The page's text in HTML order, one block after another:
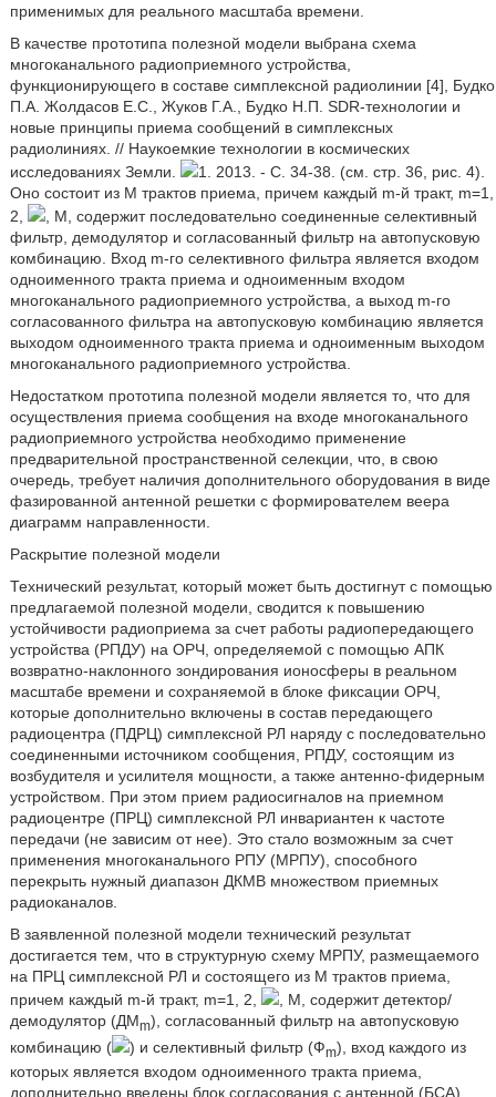
применимых для реального масштаба времени.
В качестве прототипа полезной модели выбрана схема
многоканального радиоприемного устройства,
функционирующего в составе симплексной радиолинии [4], Будко
П.А. Жолдасов Е.С., Жуков Г.А., Будко Н.П. SDR-технологии и
новые принципы приема сообщений в симплексных
радиолиниях. // Наукоемкие технологии в космических
исследованиях Земли.
1. 2013. - С. 34-38. (см. стр. 36, рис. 4).
Оно состоит из М трактов приема, причем каждый m-й тракт, m=1,
2,
, М, содержит последовательно соединенные селективный
фильтр, демодулятор и согласованный фильтр на автопусковую
комбинацию. Вход m-го селективного фильтра является входом
одноименного тракта приема и одноименным входом
многоканального радиоприемного устройства, а выход m-го
согласованного фильтра на автопусковую комбинацию является
выходом одноименного тракта приема и одноименным выходом
многоканального радиоприемного устройства.
Недостатком прототипа полезной модели является то, что для
осуществления приема сообщения на входе многоканального
радиоприемного устройства необходимо применение
предварительной пространственной селекции, что, в свою
очередь, требует наличия дополнительного оборудования в виде
фазированной антенной решетки с формирователем веера
диаграмм направленности.
Раскрытие полезной модели
Технический результат, который может быть достигнут с помощью
предлагаемой полезной модели, сводится к повышению
устойчивости радиоприема за счет работы радиопередающего
устройства (РПДУ) на ОРЧ, определяемой с помощью АПК
возвратно-наклонного зондирования ионосферы в реальном
масштабе времени и сохраняемой в блоке фиксации ОРЧ,
которые дополнительно включены в состав передающего
радиоцентра (ПДРЦ) симплексной РЛ наряду с последовательно
соединенными источником сообщения, РПДУ, состоящим из
возбудителя и усилителя мощности, а также антенно-фидерным
устройством. При этом прием радиосигналов на приемном
радиоцентре (ПРЦ) симплексной РЛ инвариантен к частоте
передачи (не зависим от нее). Это стало возможным за счет
применения многоканального РПУ (МРПУ), способного
перекрыть нужный диапазон ДКМВ множеством приемных
радиоканалов.
В заявленной полезной модели технический результат
достигается тем, что в структурную схему МРПУ, размещаемого
на ПРЦ симплексной РЛ и состоящего из М трактов приема,
причем каждый m-й тракт, m=1, 2,
, М, содержит детектор/
демодулятор (ДМm), согласованный фильтр на автопусковую
комбинацию (
) и селективный фильтр (Фm), вход каждого из
которых является входом одноименного тракта приема,
дополнительно введены блок согласования с антенной (БСА),